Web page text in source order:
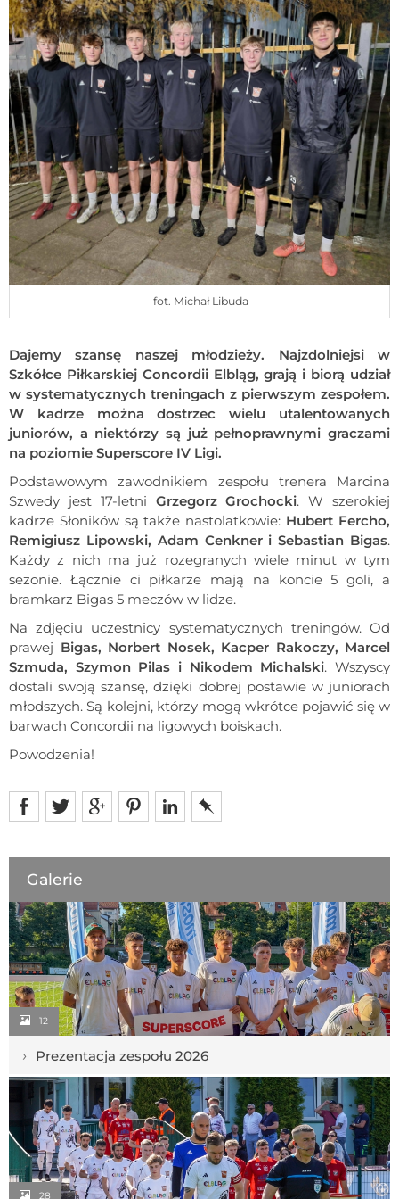
fot. Michał Libuda
Dajemy szansę naszej młodzieży. Najzdolniejsi w
Szkółce Piłkarskiej Concordii Elbląg, grają i biorą udział
w systematycznych treningach z pierwszym zespołem.
W kadrze można dostrzec wielu utalentowanych
juniorów, a niektórzy są już pełnoprawnymi graczami
na poziomie Superscore IV Ligi.
Podstawowym zawodnikiem zespołu trenera Marcina
Szwedy jest 17-letni Grzegorz Grochocki. W szerokiej
kadrze Słoników są także nastolatkowie: Hubert Fercho,
Remigiusz Lipowski, Adam Cenkner i Sebastian Bigas.
Każdy z nich ma już rozegranych wiele minut w tym
sezonie. Łącznie ci piłkarze mają na koncie 5 goli, a
bramkarz Bigas 5 meczów w lidze.
Na zdjęciu uczestnicy systematycznych treningów. Od
prawej Bigas, Norbert Nosek, Kacper Rakoczy, Marcel
Szmuda, Szymon Pilas i Nikodem Michalski. Wszyscy
dostali swoją szansę, dzięki dobrej postawie w juniorach
młodszych. Są kolejni, którzy mogą wkrótce pojawić się w
barwach Concordii na ligowych boiskach.
Powodzenia!
Galerie
12
› Prezentacja zespołu 2026
28